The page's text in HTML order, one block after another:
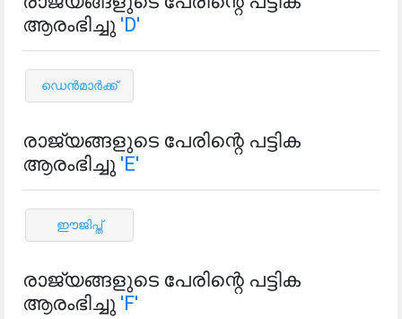
ആരംഭിച്ചു 'D'
ഡെൻമാർക്ക്
രാജ്യങ്ങളുടെ പേരിന്റെ പട്ടിക
ആരംഭിച്ചു 'E'
ഈജിപ്ത്
രാജ്യങ്ങളുടെ പേരിന്റെ പട്ടിക
ആരംഭിച്ചു 'F'